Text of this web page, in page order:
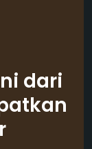
dari